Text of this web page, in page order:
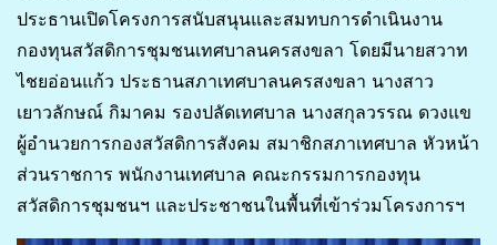
ประธานเปิดโครงการสนับสนุนและสมทบการดำเนินงาน
กองทุนสวัสดิการชุมชนเทศบาลนครสงขลา โดยมีนายสวาท
ไชยอ่อนแก้ว ประธานสภาเทศบาลนครสงขลา นางสาว
เยาวลักษณ์ กิมาคม รองปลัดเทศบาล นางสกุลวรรณ ดวงแข
ผู้อำนวยการกองสวัสดิการสังคม สมาชิกสภาเทศบาล หัวหน้า
ส่วนราชการ พนักงานเทศบาล คณะกรรมการกองทุน
สวัสดิการชุมชนฯ และประชาชนในพื้นที่เข้าร่วมโครงการฯ